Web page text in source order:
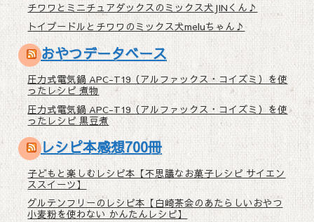
チワワとミニチュアダックスのミックス犬JINくん♪
トイプードルとチワワのミックス犬meluちゃん♪
おやつデータベース
圧力式電気鍋 APC-T19（アルファックス・コイズミ）を使
ったレシピ 煮物
圧力式電気鍋 APC-T19（アルファックス・コイズミ）を使
ったレシピ 黒豆煮
レシピ本感想700冊
子どもと楽しむレシピ本【不思議なお菓子レシピ サイエン
ススイーツ】
グルテンフリーのレシピ本【白崎茶会のあたらしいおやつ
小麦粉を使わない かんたんレシピ】